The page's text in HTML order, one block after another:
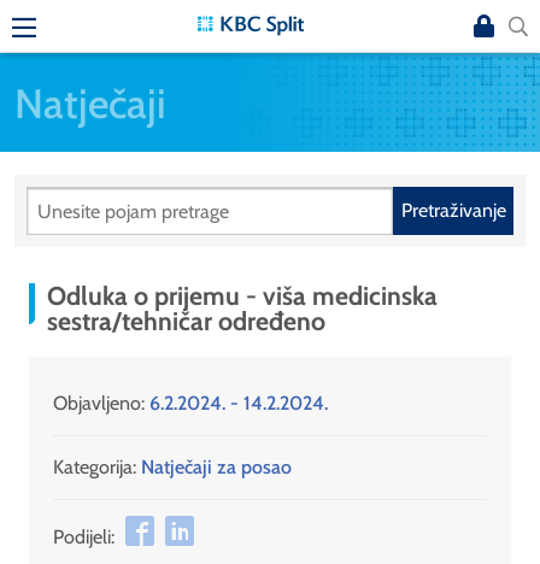
Natječaji
Pretraživanje
Odluka o prijemu - viša medicinska
sestra/tehničar određeno
Objavljeno: 6.2.2024. - 14.2.2024.
Kategorija: Natječaji za posao
Podijeli: